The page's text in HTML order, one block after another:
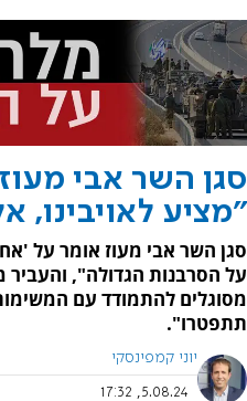
"מציע לאויבינו,
סגן השר אבי מעוז אומר על
על הסרבנות הגדולה",
מסוגלים להתמודד עם
תתפטרו".
יוני קמפינסקי
5.08.24, 17:32